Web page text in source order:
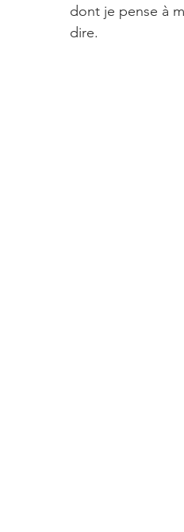
dont je pense à
dire.